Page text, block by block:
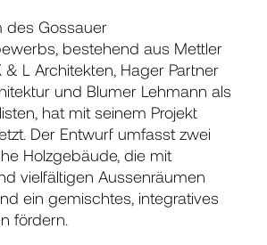
des Gossauer
bestehend aus Mettler
& L Architekten, Hager Partner
und Blumer Lehmann als
hat mit seinem Projekt
Der Entwurf umfasst zwei
Holzgebäude, die mit
vielfältigen Aussenräumen
ein gemischtes, integratives
fördern.